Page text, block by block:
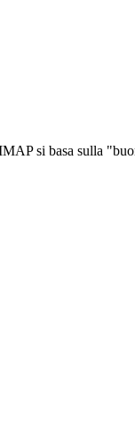
si basa sulla